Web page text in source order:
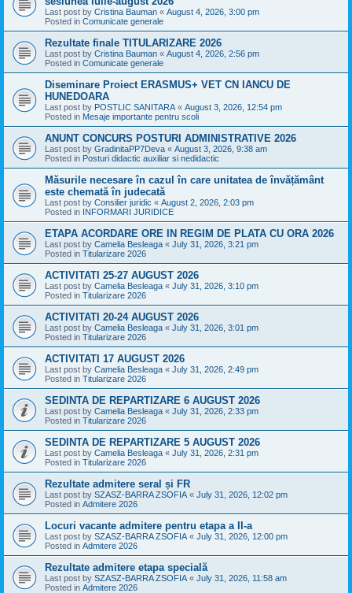
Last post by Cristina Bauman « August 4, 2026, 3:00 pm
Posted in Comunicate generale
Rezultate finale TITULARIZARE 2026
Last post by Cristina Bauman « August 4, 2026, 2:56 pm
Posted in Comunicate generale
Diseminare Proiect ERASMUS+ VET CN IANCU DE
HUNEDOARA
Last post by POSTLIC SANITARA « August 3, 2026, 12:54 pm
Posted in Mesaje importante pentru scoli
ANUNT CONCURS POSTURI ADMINISTRATIVE 2026
Last post by GradinitaPP7Deva « August 3, 2026, 9:38 am
Posted in Posturi didactic auxiliar si nedidactic
Măsurile necesare în cazul în care unitatea de învățământ
este chemată în judecată
Last post by Consilier juridic « August 2, 2026, 2:03 pm
Posted in INFORMARI JURIDICE
ETAPA ACORDARE ORE IN REGIM DE PLATA CU ORA 2026
Last post by Camelia Besleaga « July 31, 2026, 3:21 pm
Posted in Titularizare 2026
ACTIVITATI 25-27 AUGUST 2026
Last post by Camelia Besleaga « July 31, 2026, 3:10 pm
Posted in Titularizare 2026
ACTIVITATI 20-24 AUGUST 2026
Last post by Camelia Besleaga « July 31, 2026, 3:01 pm
Posted in Titularizare 2026
ACTIVITATI 17 AUGUST 2026
Last post by Camelia Besleaga « July 31, 2026, 2:49 pm
Posted in Titularizare 2026
SEDINTA DE REPARTIZARE 6 AUGUST 2026
Last post by Camelia Besleaga « July 31, 2026, 2:33 pm
Posted in Titularizare 2026
SEDINTA DE REPARTIZARE 5 AUGUST 2026
Last post by Camelia Besleaga « July 31, 2026, 2:31 pm
Posted in Titularizare 2026
Rezultate admitere seral și FR
Last post by SZASZ-BARRA ZSOFIA « July 31, 2026, 12:02 pm
Posted in Admitere 2026
Locuri vacante admitere pentru etapa a II-a
Last post by SZASZ-BARRA ZSOFIA « July 31, 2026, 12:00 pm
Posted in Admitere 2026
Rezultate admitere etapa specială
Last post by SZASZ-BARRA ZSOFIA « July 31, 2026, 11:58 am
Posted in Admitere 2026